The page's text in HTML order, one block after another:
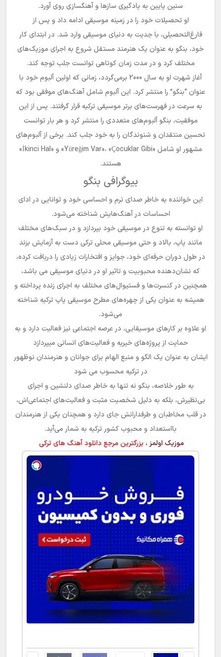
سنین پایین به یادگیری سازها و آهنگسازی روی آورد.
او تحصیلات خود را در زمینه موسیقی ادامه داد و پس از
فارغ‌التحصیلی، با جدیت به دنیای موسیقی وارد شد. در ابتدای کار
خود، بنگو به عنوان یک هنرمند مستقل شروع به اجرای موزیک‌های
مختلف کرد و در مدت زمان کوتاهی توانست جلب توجه کند.
آغاز شهرت او به سال 2000 برمی‌گردد، زمانی که اولین آلبوم خود با
عنوان “بنگو” را منتشر کرد. این آلبوم شامل آهنگ‌های موفقی بود که
به سرعت در فهرست‌های برتر موسیقی ترکیه قرار گرفتند. پس از این
موفقیت، بنگو آلبوم‌های متعددی را منتشر کرد و هر بار توانست
تحسین منتقدان و شنوندگان را به خود جلب کند. برخی از آلبوم‌های
مشهور او شامل «Yüreğim Var»، «Çocuklar Gibi» و «İkinci Hal»
هستند.
بیوگرافی بنگو
این خواننده به خاطر صدای نرم و احساسی خود و توانایی در ادای
احساسات در آهنگ‌هایش شناخته می‌شود.
او توانسته به تنوع در موسیقی خود بپردازد و در سبک‌های مختلف
مانند پاپ، بالاد و حتی موسیقی محلی ترکی دست به آزمایش بزند
در طول دوران حرفه‌ای خود، جوایز و افتخارات زیادی را دریافت کرده،
که نشان‌دهنده محبوبیت و تاثیر او در دنیای موسیقی می باشد،
همچنین در کنسرت‌ها و فستیوال‌های مختلف به اجرای زنده پرداخته و
همیشه به عنوان یکی از چهره‌های مطرح موسیقی پاپ ترکیه شناخته
می‌شود.
او علاوه بر کارهای موسیقایی، در عرصه اجتماعی نیز فعالیت دارد و به
حمایت از پروژه‌های خیریه و فعالیت‌های انسانی میپردازد
ایشان به عنوان یک الگو و منبع الهام برای جوانان و هنرمندان نوظهور
در ترکیه محسوب می شود
به طور خلاصه، بنگو نه تنها به خاطر صدای دلنشین و اجرای
بی‌نظیرش، بلکه به دلیل شخصیت مثبت و فعالیت‌های اجتماعی‌اش،
در قلب مخاطبان و طرفدارانش جای دارد و همچنان یکی از هنرمندان
بااستعداد و محبوب کشور ترکیه به شمار می‌آید.
موزیک اولمز ، بزرگترین مرجع دانلود آهنگ های ترکی